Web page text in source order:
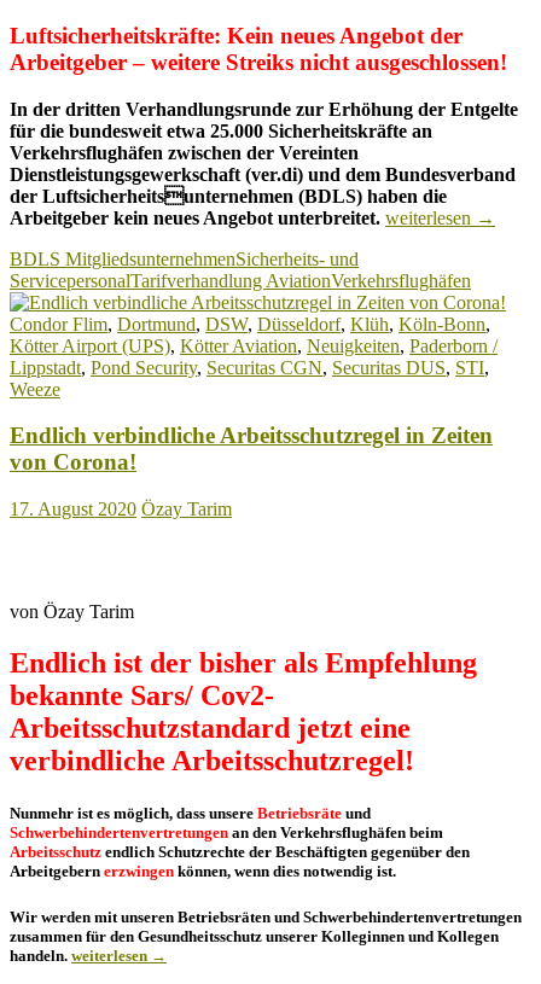
Luftsicherheitskräfte: Kein neues Angebot der
Arbeitgeber – weitere Streiks nicht ausgeschlossen!
In der dritten Verhandlungsrunde zur Erhöhung der Entgelte
für die bundesweit etwa 25.000 Sicherheitskräfte an
Verkehrsflughäfen zwischen der Vereinten
Dienstleistungsgewerkschaft (ver.di) und dem Bundesverband
der Luftsicherheitsunternehmen (BDLS) haben die
Arbeitgeber kein neues Angebot unterbreitet. Lohntarifrunde
neues
Angebot!
weiterlesen →
BDLS MitgliedsunternehmenSicherheits- und
ServicepersonalTarifverhandlung AviationVerkehrsflughäfen
Condor Flim, Dortmund, DSW, Düsseldorf, Klüh, Köln-Bonn,
Kötter Airport (UPS), Kötter Aviation, Neuigkeiten, Paderborn /
Lippstadt, Pond Security, Securitas CGN, Securitas DUS, STI,
Weeze
Endlich verbindliche Arbeitsschutzregel in Zeiten
von Corona!
17. August 2020 Özay Tarim
von Özay Tarim
Endlich ist der bisher als Empfehlung
bekannte Sars/ Cov2-
Arbeitsschutzstandard jetzt eine
verbindliche Arbeitsschutzregel!
Nunmehr ist es möglich, dass unsere Betriebsräte und
Schwerbehindertenvertretungen an den Verkehrsflughäfen beim
Arbeitsschutz endlich Schutzrechte der Beschäftigten gegenüber den
Arbeitgebern erzwingen können, wenn dies notwendig ist.
Wir werden mit unseren Betriebsräten und Schwerbehindertenvertretungen
zusammen für den Gesundheitsschutz unserer Kolleginnen und Kollegen
handeln. Endlich
weiterlesen →